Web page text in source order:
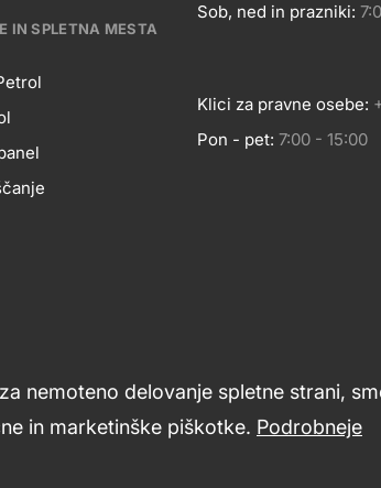
nemoteno delovanje spletne strani,
in marketinške piškotke. Podrobneje
IN SPLETNA MESTA
Sob, ned in prazniki:
Klici za pravne osebe:
Pon - pet: 7:00 - 15:00
links
zasebnosti in osebnih podatkov Izvensodno